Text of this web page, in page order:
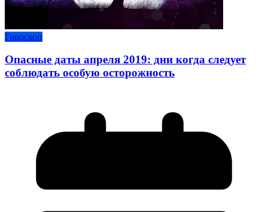
Гороскоп
Опасные даты апреля 2019: дни когда следует
соблюдать особую осторожность